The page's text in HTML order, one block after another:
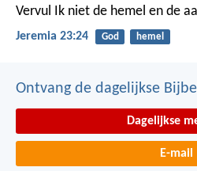
Vervul Ik niet de hemel en de
Jeremia 23:24 God hemel
Ontvang de dagelijkse
Dagelijkse
E-mail